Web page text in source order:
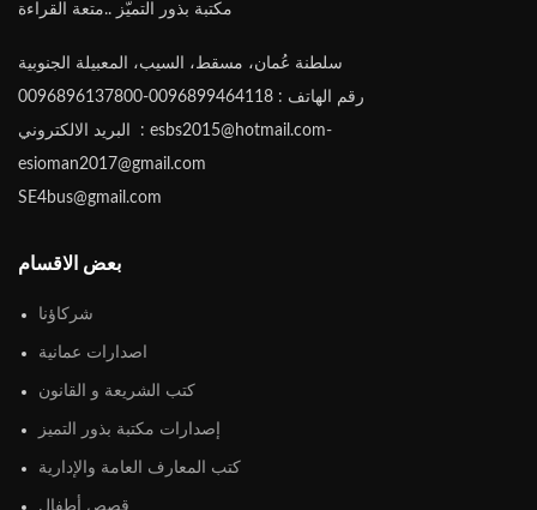
مكتبة بذور التميّز ..متعة القراءة
سلطنة عُمان، مسقط، السيب، المعبيلة الجنوبية
رقم الهاتف : 0096899464118-0096896137800
البريد الالكتروني : esbs2015@hotmail.com-
esioman2017@gmail.com
SE4bus@gmail.com
بعض الاقسام
شركاؤنا
اصدارات عمانية
كتب الشريعة و القانون
إصدارات مكتبة بذور التميز
كتب المعارف العامة والإدارية